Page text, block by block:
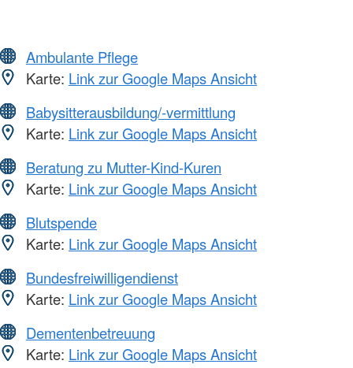
Ambulante Pflege
Karte: Link zur Google Maps Ansicht
Babysitterausbildung/-vermittlung
Karte: Link zur Google Maps Ansicht
Beratung zu Mutter-Kind-Kuren
Karte: Link zur Google Maps Ansicht
Blutspende
Karte: Link zur Google Maps Ansicht
Bundesfreiwilligendienst
Karte: Link zur Google Maps Ansicht
Dementenbetreuung
Karte: Link zur Google Maps Ansicht